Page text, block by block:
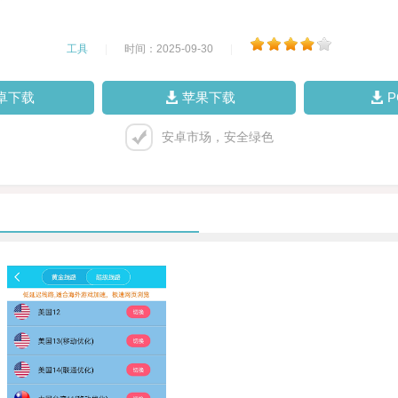
工具 时间：2025-09-30
下载 苹果下载
安卓市场，安全绿色